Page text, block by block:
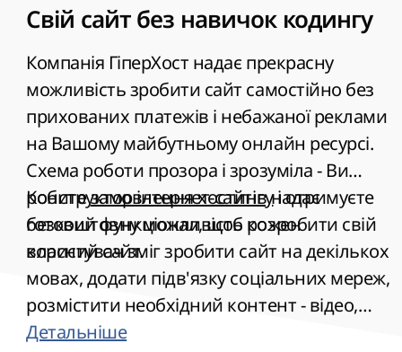
Свій сайт без навичок кодингу
Компанія ГіперХост надає прекрасну
можливість зробити сайт самостійно без
прихованих платежів і небажаної реклами
на Вашому майбутньому онлайн ресурсі.
Схема роботи прозора і зрозуміла - Ви
робитезамовлення хостингуі отримуєте
безкоштовну можливість розробити свій
власний сайт.
Конструктор інтернет-сайтівнадає
готовий функціонал, щоб кожен
користувач зміг зробити сайт на декількох
мовах, додати підв'язку соціальних мереж,
розмістити необхідний контент - відео,
музику, карти, календар. Використовуючи
Детальніше